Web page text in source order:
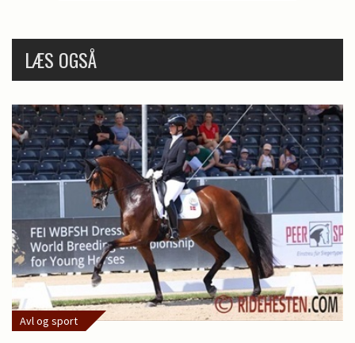
LÆS OGSÅ
Avl og sport